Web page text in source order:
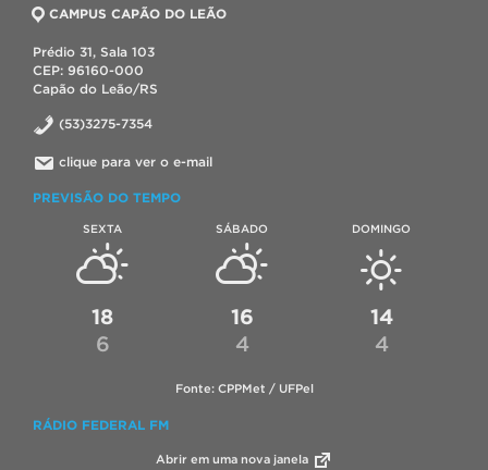
CAMPUS CAPÃO DO LEÃO
Prédio 31, Sala 103
CEP: 96160-000
Capão do Leão/RS
(53)3275-7354
clique para ver o e-mail
PREVISÃO DO TEMPO
SEXTA
18
6
SÁBADO
16
4
DOMINGO
14
4
Fonte: CPPMet / UFPel
RÁDIO FEDERAL FM
Abrir em uma nova janela